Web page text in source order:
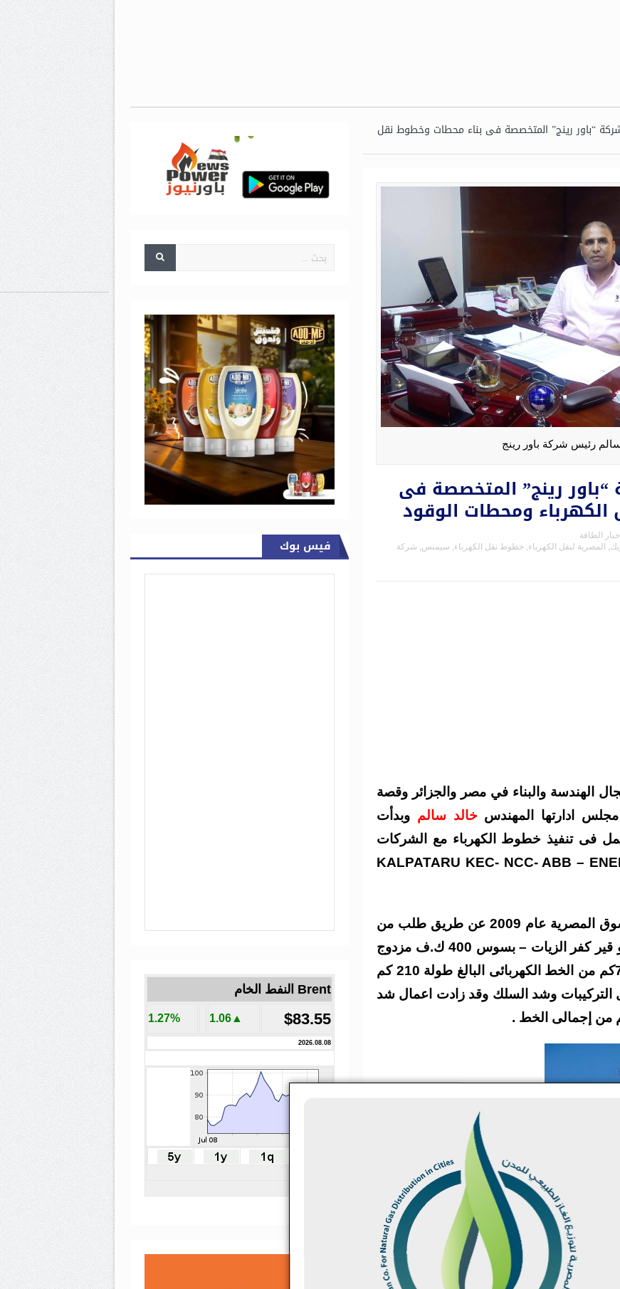
“باور رينج” المتخصصة فى بناء محطات وخطوط نقل
رئيس شركة باور رينج
رينج” المتخصصة فى
ومحطات الوقود
أخبار الطاقة
المصرية لنقل الكهرباء خطوط نقل الكهرباء سيمنس شركة
الهندسة والبناء في مصر والجزائر وقصة
ادارتها المهندسخالد سالم وبدأت
فى الجزائر عام 2006 بالعمل فى تنفيذ خطوط الكهرباء مع الشركات
KEC- NCC- ABB –
الى أن جاءت الفرصة للإلتحاق بالسوق المصرية عام 2009 عن طريق طلب من
شركة KEC للعمل معها فى خط ابو قير كفر الزيات – بسوس 400 ك.ف مزدوج
الدائرة لتنفيذ الجزء الأكبر حوالى 70كم من الخط الكهربائى البالغ طولة 210 كم
التركيبات وشد السلك وقد زادت اعمال شد
فيس بوك
Brent النفط الخام
$83.55
▲1.06
1.27%
2026.08.08